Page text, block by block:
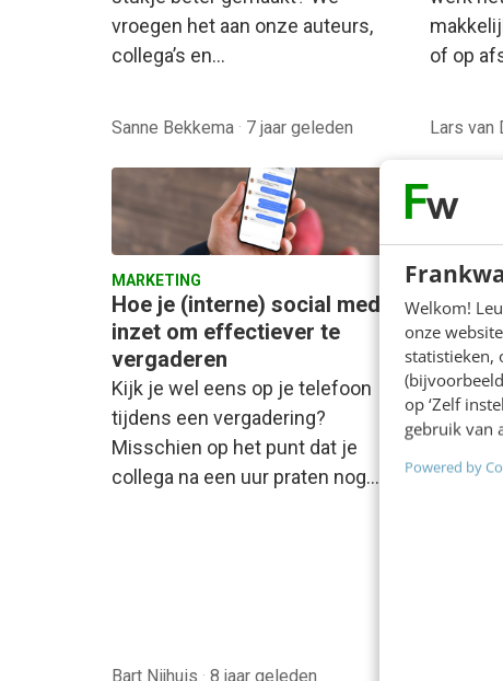
Welkom!
onze
statistieken,
op ‘Zelf
gebruik van
Powered by
vroegen het aan onze auteurs,
collega’s en…
Sanne Bekkema · 7 jaar geleden
of op
Lars van
MARKETING
Hoe je (interne) social media
inzet om effectiever te
vergaderen
Kijk je wel eens op je telefoon
tijdens een vergadering?
Misschien op het punt dat je
collega na een uur praten nog…
Bart Nijhuis · 8 jaar geleden
Slack
tips
Online
de
zelfs